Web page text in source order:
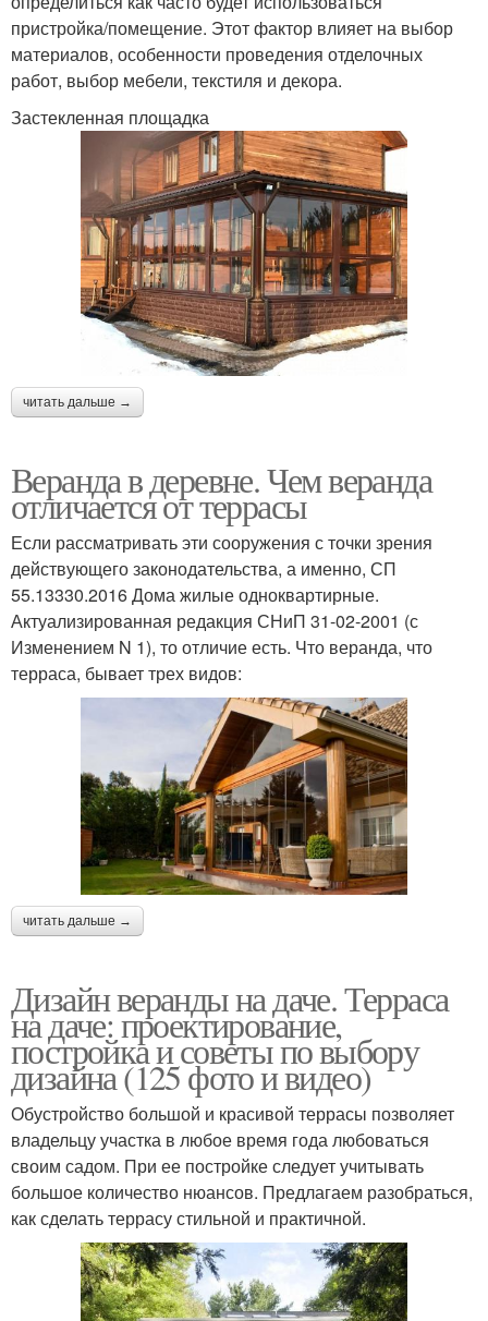
пристройка/помещение. Этот фактор влияет на выбор
материалов, особенности проведения отделочных
работ, выбор мебели, текстиля и декора.
Застекленная площадка
читать дальше →
Веранда в деревне. Чем веранда
отличается от террасы
Если рассматривать эти сооружения с точки зрения
действующего законодательства, а именно, СП
55.13330.2016 Дома жилые одноквартирные.
Актуализированная редакция СНиП 31-02-2001 (с
Изменением N 1), то отличие есть. Что веранда, что
терраса, бывает трех видов:
читать дальше →
Дизайн веранды на даче. Терраса
на даче: проектирование,
постройка и советы по выбору
дизайна (125 фото и видео)
Обустройство большой и красивой террасы позволяет
владельцу участка в любое время года любоваться
своим садом. При ее постройке следует учитывать
большое количество нюансов. Предлагаем разобраться,
как сделать террасу стильной и практичной.